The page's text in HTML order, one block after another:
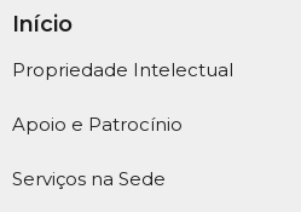
Início
Propriedade Intelectual
Apoio e Patrocínio
Serviços na Sede